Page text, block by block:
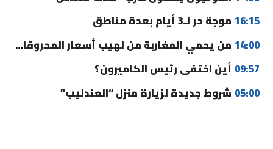
16:15 موجة حر لـ3 أيام بعدة مناطق
14:00 من يحمي المغاربة من لهيب أسعار المحروقات؟
09:57 أين اختفى رئيس الكاميرون؟
05:00 شروط جديدة لزيارة منزل “العندليب”